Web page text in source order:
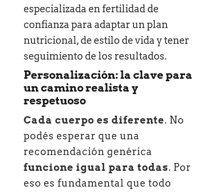
especializada en fertilidad de
confianza para adaptar un plan
nutricional, de estilo de vida y tener
seguimiento de los resultados.
Personalización: la clave para
un camino realista y
respetuoso
Cada cuerpo es diferente. No
podés esperar que una
recomendación genérica
funcione igual para todas. Por
eso es fundamental que todo